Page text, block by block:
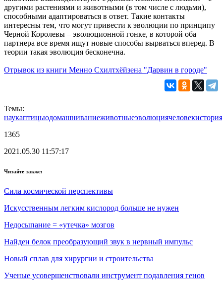
другими растениями и животными (в том числе с людьми),
способными адаптироваться в ответ. Такие контакты
интересны тем, что могут привести к эволюции по принципу
Черной Королевы – эволюционной гонке, в которой оба
партнера все время ищут новые способы вырваться вперед. В
теории такая эволюция бесконечна.
Отрывок из книги Менно Схилтхёйзена "Дарвин в городе"
Темы:
наукаптицыодомашниваниеживотныеэволюциячеловекистория
1365
2021.05.30 11:57:17
Читайте также:
Сила космической перспективы
Искусственным легким кислород больше не нужен
Недосыпание = «утечка» мозгов
Найден белок преобразующий звук в нервный импульс
Новый сплав для хирургии и строительства
Ученые усовершенствовали инструмент подавления генов